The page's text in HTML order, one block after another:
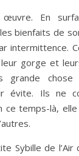
En
bienfaits de
intermittence.
gorge et
grande
évite. Ils ne
ce temps-là,
Sybille de l’Air